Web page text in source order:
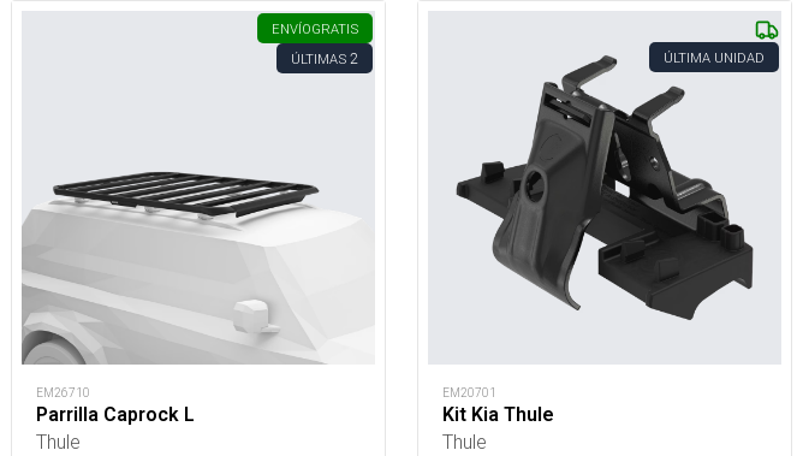
ENVÍOGRATIS
ÚLTIMAS 2
EM26710
Parrilla Caprock L
Thule
ÚLTIMA UNIDAD
EM20701
Kit Kia Thule
Thule